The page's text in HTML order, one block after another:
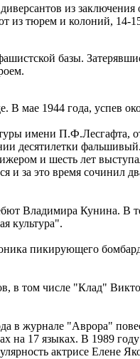
из заключения
из тюрем и колоний, 14-
базы.
мае 1944 года, успев
имени П.Ф.Лесгафта,
десятилетки фальшивый.
и шесть лет
и за это время сочинил
Владимира Кунина. В
культура".
пикирующего
в том числе "Клад"
в журнале "Аврора"
на 17 языках. В 1989
актрисе Елене